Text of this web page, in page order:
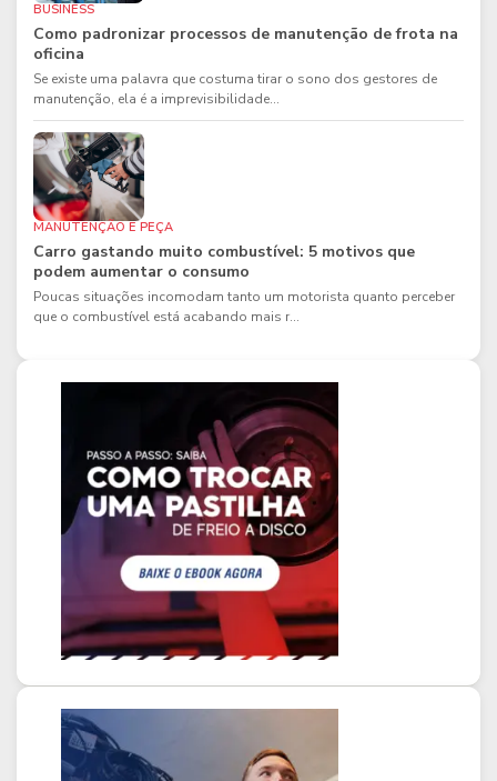
BUSINESS
Como padronizar processos de manutenção de frota na
oficina
Se existe uma palavra que costuma tirar o sono dos gestores de
manutenção, ela é a imprevisibilidade...
MANUTENÇÃO E PEÇA
Carro gastando muito combustível: 5 motivos que
podem aumentar o consumo
Poucas situações incomodam tanto um motorista quanto perceber
que o combustível está acabando mais r...